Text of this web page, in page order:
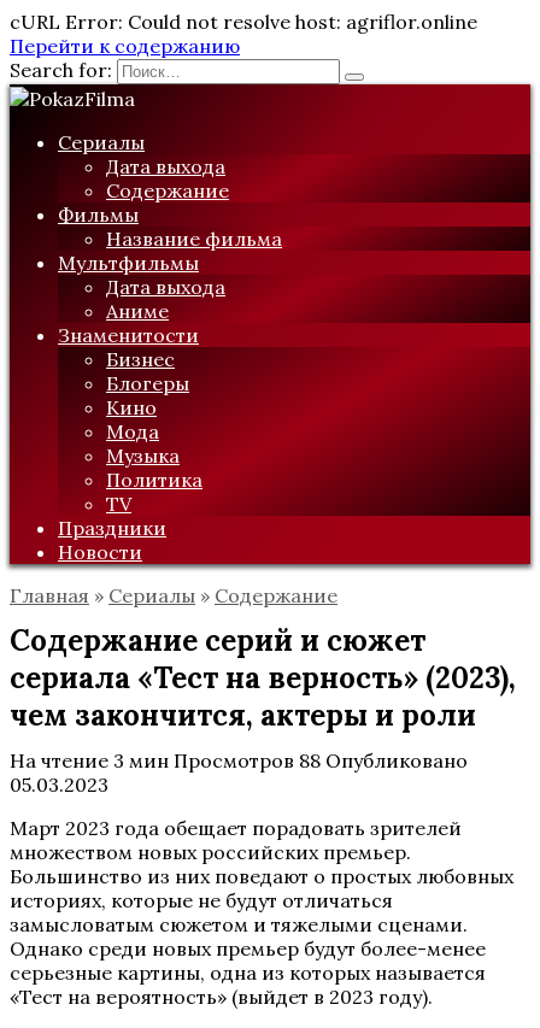
cURL Error: Could not resolve host: agriflor.online
Перейти к содержанию
Search for:
Сериалы
Дата выхода
Содержание
Фильмы
Название фильма
Мультфильмы
Дата выхода
Аниме
Знаменитости
Бизнес
Блогеры
Кино
Мода
Музыка
Политика
TV
Праздники
Новости
Главная » Сериалы » Содержание
Содержание серий и сюжет
сериала «Тест на верность» (2023),
чем закончится, актеры и роли
На чтение 3 мин Просмотров 88 Опубликовано
05.03.2023
Март 2023 года обещает порадовать зрителей
множеством новых российских премьер.
Большинство из них поведают о простых любовных
историях, которые не будут отличаться
замысловатым сюжетом и тяжелыми сценами.
Однако среди новых премьер будут более-менее
серьезные картины, одна из которых называется
«Тест на вероятность» (выйдет в 2023 году).